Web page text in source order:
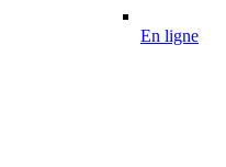
En ligne